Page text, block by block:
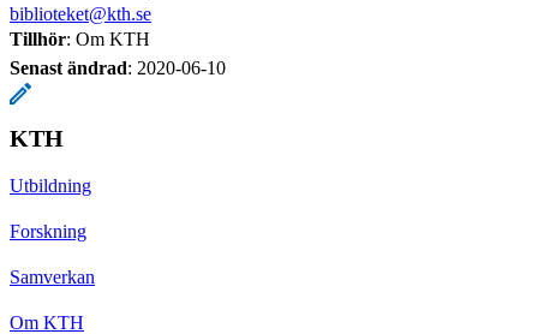
biblioteket@kth.se
Tillhör: Om KTH
Senast ändrad: 2020-06-10
KTH
Utbildning
Forskning
Samverkan
Om KTH